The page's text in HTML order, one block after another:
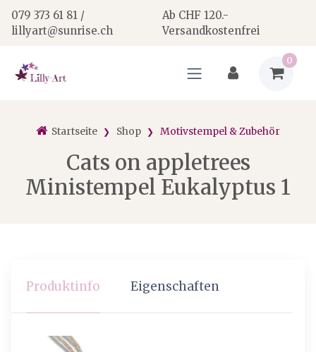
079 373 61 81 /
lillyart@sunrise.ch
Ab CHF 120.-
Versandkostenfrei
0
Startseite Shop Motivstempel & Zubehör
Cats on appletrees
Ministempel Eukalyptus 1
Produktinfo Eigenschaften